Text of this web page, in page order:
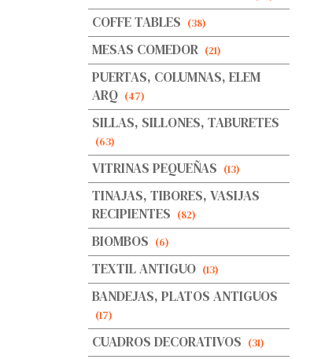
COFFE TABLES (38)
MESAS COMEDOR (21)
PUERTAS, COLUMNAS, ELEM
ARQ (47)
SILLAS, SILLONES, TABURETES
(63)
VITRINAS PEQUEÑAS (13)
TINAJAS, TIBORES, VASIJAS
RECIPIENTES (82)
BIOMBOS (6)
TEXTIL ANTIGUO (13)
BANDEJAS, PLATOS ANTIGUOS
(17)
CUADROS DECORATIVOS (31)